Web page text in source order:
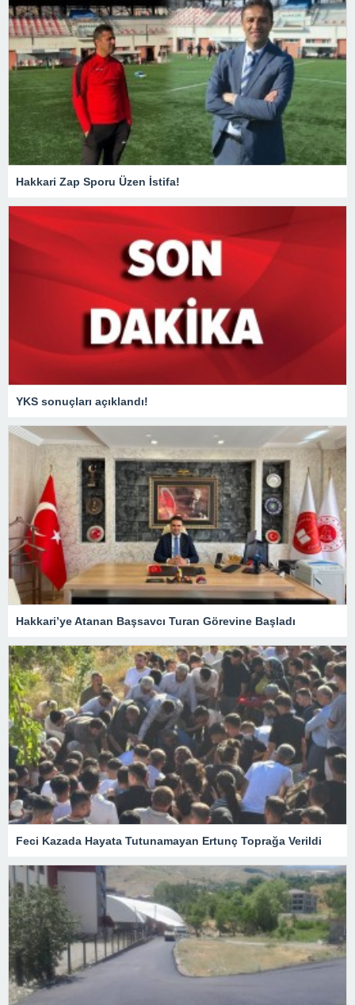
Hakkari Zap Sporu Üzen İstifa!
YKS sonuçları açıklandı!
Hakkari’ye Atanan Başsavcı Turan Görevine Başladı
Feci Kazada Hayata Tutunamayan Ertunç Toprağa Verildi